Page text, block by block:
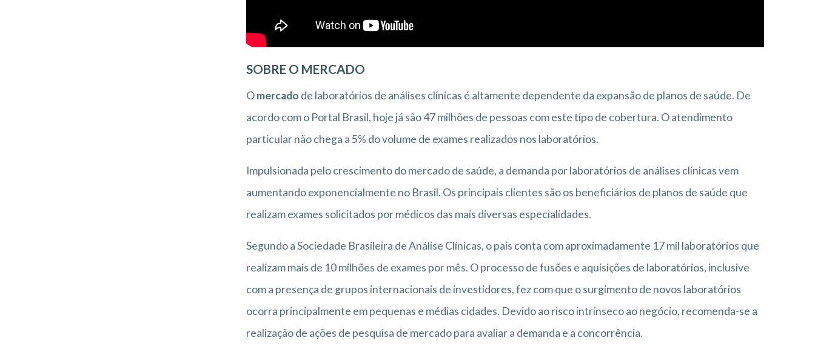
SOBRE O MERCADO
Omercado de laboratórios de análises clínicas é altamente dependente da expansão de planos de saúde. De
acordo com o Portal Brasil, hoje já são 47 milhões de pessoas com este tipo de cobertura. O atendimento
particular não chega a 5% do volume de exames realizados nos laboratórios.
Impulsionada pelo crescimento do mercado de saúde, a demanda por laboratórios de análises clínicas vem
aumentando exponencialmente no Brasil. Os principais clientes são os beneficiários de planos de saúde que
realizam exames solicitados por médicos das mais diversas especialidades.
Segundo a Sociedade Brasileira de Análise Clínicas, o país conta com aproximadamente 17 mil laboratórios que
realizam mais de 10 milhões de exames por mês. O processo de fusões e aquisições de laboratórios, inclusive
com a presença de grupos internacionais de investidores, fez com que o surgimento de novos laboratórios
ocorra principalmente em pequenas e médias cidades. Devido ao risco intrínseco ao negócio, recomenda-se a
realização de ações de pesquisa de mercado para avaliar a demanda e a concorrência.